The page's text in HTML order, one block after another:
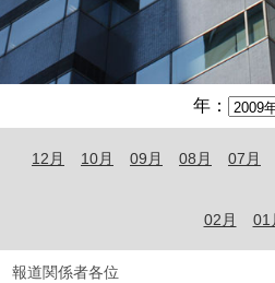
年：
12月 10月 09月 08月 07月
02月 01
報道関係者各位